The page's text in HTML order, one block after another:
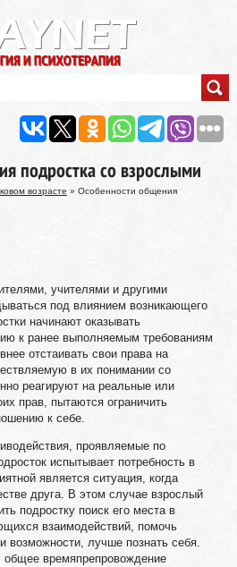
подростка со взрослыми
возрасте » Особенности общения
учителями и другими
под влиянием возникающего
начинают оказывать
к ранее выполняемым требованиям
отстаивать свои права на
в их понимании со
реагируют на реальные или
прав, пытаются ограничить
к себе.
проявляемые по
испытывает потребность в
является ситуация, когда
друга. В этом случае взрослый
подростку поиск его места в
взаимодействий, помочь
возможности, лучше познать себя.
общее времяпрепровождение